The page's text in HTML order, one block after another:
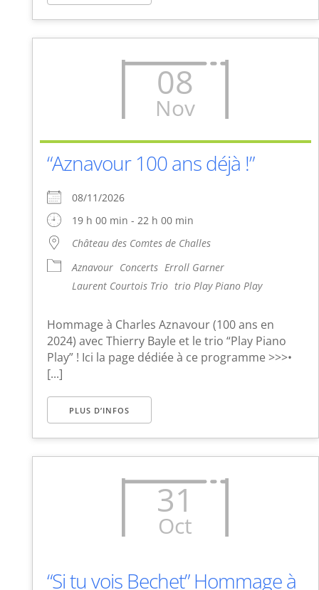
08
Nov
“Aznavour 100 ans déjà !”
08/11/2026
19 h 00 min - 22 h 00 min
Château des Comtes de Challes
Aznavour Concerts Erroll Garner
Laurent Courtois Trio trio Play Piano Play
Hommage à Charles Aznavour (100 ans en
2024) avec Thierry Bayle et le trio “Play Piano
Play” ! Ici la page dédiée à ce programme >>>•
[...]
PLUS D’INFOS
31
Oct
“Si tu vois Bechet” Hommage à